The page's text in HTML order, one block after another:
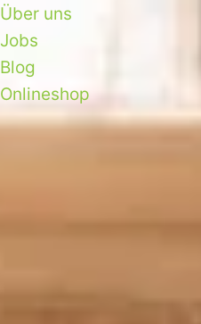
Über uns
Jobs
Blog
Onlineshop